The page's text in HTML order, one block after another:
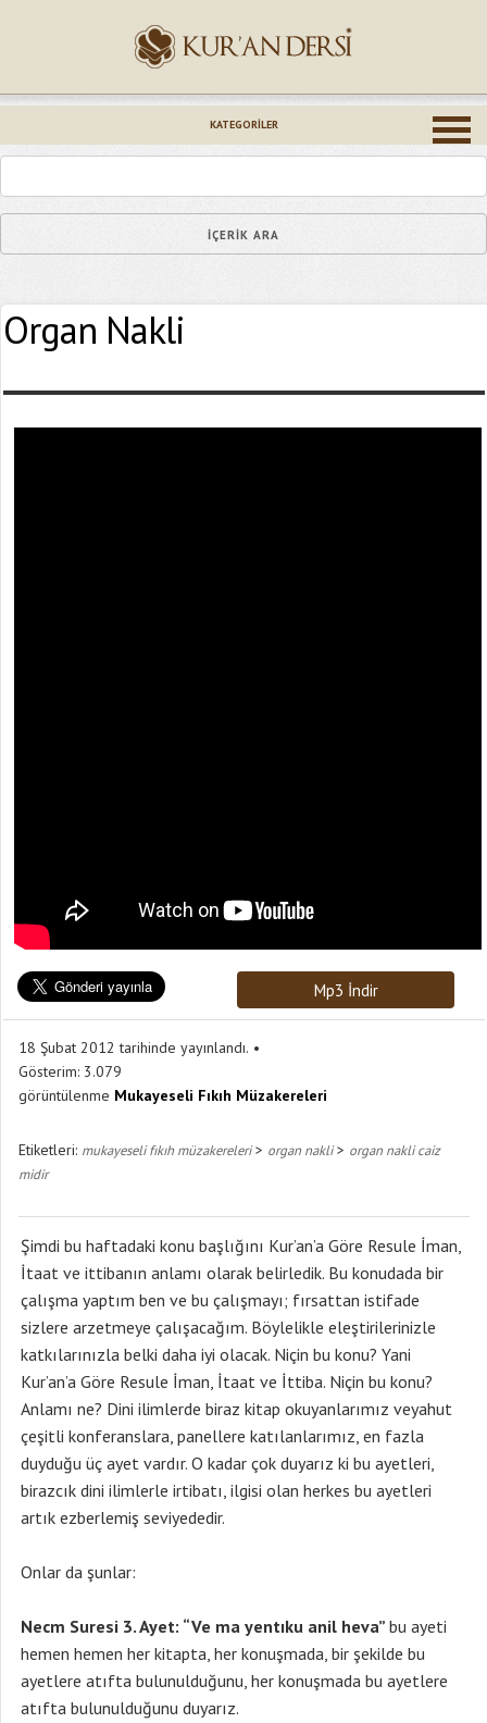
KATEGORILER
Organ Nakli
Mp3 İndir
18 Şubat 2012 tarihinde yayınlandı.
Gösterim: 3.079
görüntülenme Mukayeseli Fıkıh Müzakereleri
Etiketleri: mukayeseli fıkıh müzakereleri> organ nakli> organ nakli caiz
midir
Şimdi bu haftadaki konu başlığını Kur’an’a Göre Resule İman,
İtaat ve ittibanın anlamı olarak belirledik. Bu konudada bir
çalışma yaptım ben ve bu çalışmayı; fırsattan istifade
sizlere arzetmeye çalışacağım. Böylelikle eleştirilerinizle
katkılarınızla belki daha iyi olacak. Niçin bu konu? Yani
Kur’an’a Göre Resule İman, İtaat ve İttiba. Niçin bu konu?
Anlamı ne? Dini ilimlerde biraz kitap okuyanlarımız veyahut
çeşitli konferanslara, panellere katılanlarımız, en fazla
duyduğu üç ayet vardır. O kadar çok duyarız ki bu ayetleri,
birazcık dini ilimlerle irtibatı, ilgisi olan herkes bu ayetleri
artık ezberlemiş seviyededir.
Onlar da şunlar:
Necm Suresi 3. Ayet: “Ve ma yentıku anil heva” bu ayeti
hemen hemen her kitapta, her konuşmada, bir şekilde bu
ayetlere atıfta bulunulduğunu, her konuşmada bu ayetlere
atıfta bulunulduğunu duyarız.
Epostanız (*)
Yaşadığınız Hatanın Ayrıntıları